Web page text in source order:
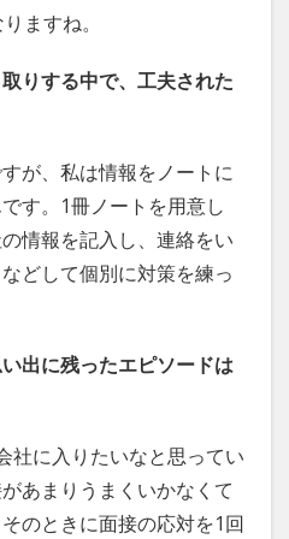
ますね。
りする中で、工夫された
が、私は情報をノートに
す。1冊ノートを用意し
情報を記入し、連絡をい
どして個別に対策を練っ
出に残ったエピソードは
社に入りたいなと思ってい
あまりうまくいかなくて
のときに面接の応対を1回